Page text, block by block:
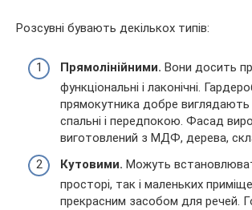
Розсувні бувають декількох типів:
Прямолінійними. Вони досить
функціональні і лаконічні.
прямокутника добре виглядають
спальні і передпокою. Фасад
виготовлений з МДФ, дерева,
Кутовими. Можуть
просторі, так і маленьких
прекрасним засобом для речей.